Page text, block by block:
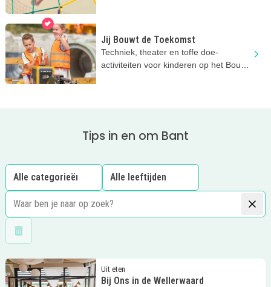
Jij Bouwt de Toekomst
Techniek, theater en toffe doe-
activiteiten voor kinderen op het Bouw
Tips in en om Bant
Wis filters
Uit eten
Bij Ons in de Wellerwaard
Lees meer Bij Ons in de Wellerwaard